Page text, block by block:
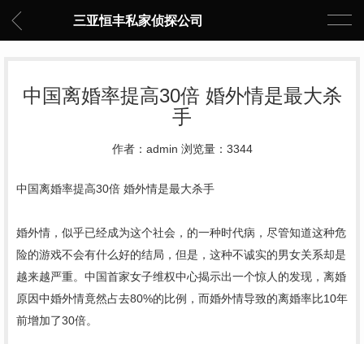
三亚恒丰私家侦探公司
中国离婚率提高30倍 婚外情是最大杀
手
作者：admin 浏览量：3344
中国离婚率提高30倍 婚外情是最大杀手
婚外情，似乎已经成为这个社会，的一种时代病，尽管知道这种危
险的游戏不会有什么好的结局，但是，这种不诚实的男女关系却是
越来越严重。中国首家女子维权中心揭示出一个惊人的发现，离婚
原因中婚外情竟然占去80%的比例，而婚外情导致的离婚率比10年
前增加了30倍。